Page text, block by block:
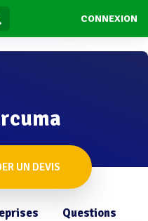
CONNEXION
UN DEVIS
Questions